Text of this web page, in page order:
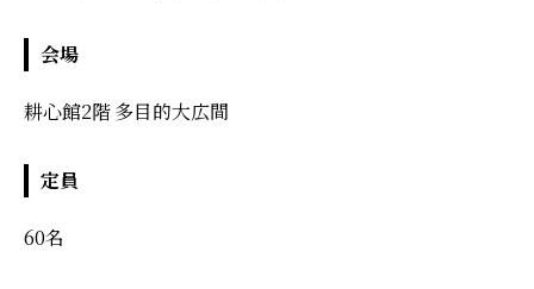
会場
耕心館2階 多目的大広間
定員
60名